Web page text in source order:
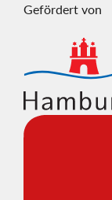
Gefördert von